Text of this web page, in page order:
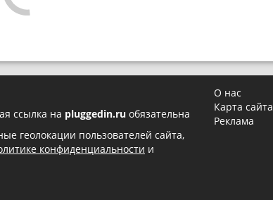
ссылка на pluggedin.ru обязательна
геолокации пользователей сайта,
конфиденциальности и
О нас
Карта сайта
Реклама